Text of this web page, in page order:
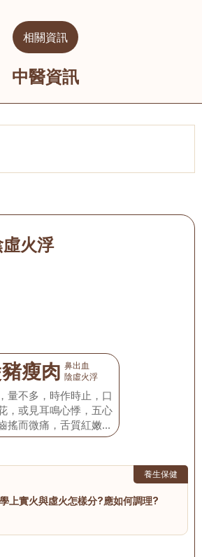
相關資訊
中醫資訊
虛火浮
瘦肉 鼻出血
陰虛火浮
量不多，時作時止，口
，或見耳鳴心悸，五心
搖而微痛，舌質紅嫩而
細數。
養生保健
上實火與虛火怎樣分?應如何調理?